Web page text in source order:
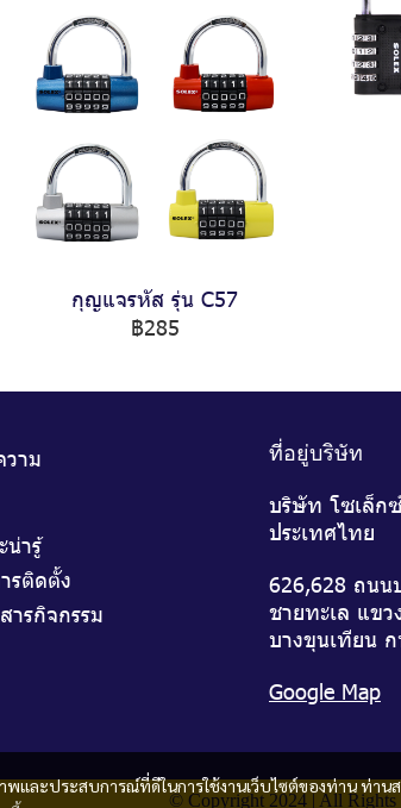
กุญแจรหัส รุ่น C57
฿285
และประสบการณ์ที่ดีในการใช้งานเว็บไซต์ของท่าน ท่าน
าม
น่ารู้
รติดตั้ง
ารกิจกรรม
ที่อยู่บริษัท
บริษัท โซเล็ก
ประเทศไทย
626,628 ถนน
ชายทะเล แขว
บางขุนเทียน
Google Map
© Copyright 2024 | All Rights